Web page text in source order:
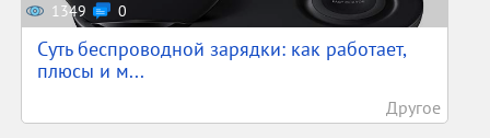
1349 0
Суть беспроводной зарядки: как работает,
плюсы и м...
Другое